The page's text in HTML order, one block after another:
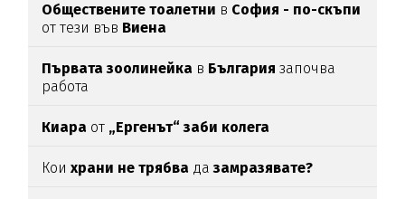
Обществените тоалетни в София - по-скъпи
от тези във Виена
Първата зоолинейка в Българиязапочва
работа
Киара от „Ергенът“ заби колега
Коихрани не трябва дазамразявате?